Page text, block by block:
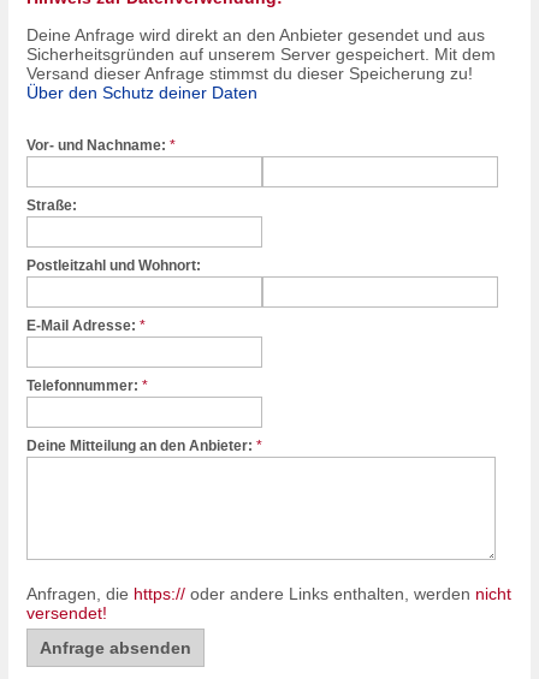
Deine Anfrage wird direkt an den Anbieter gesendet und aus
Sicherheitsgründen auf unserem Server gespeichert. Mit dem
Versand dieser Anfrage stimmst du dieser Speicherung zu!
Über den Schutz deiner Daten
Vor- und Nachname: *
Straße:
Postleitzahl und Wohnort:
E-Mail Adresse: *
Telefonnummer: *
Deine Mitteilung an den Anbieter: *
Anfragen, die https:// oder andere Links enthalten, werden nicht
versendet!